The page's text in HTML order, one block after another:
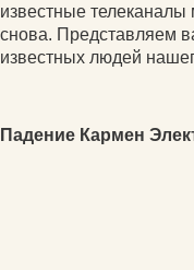
известные
снова. Представляем
известных людей
Падение Кармен